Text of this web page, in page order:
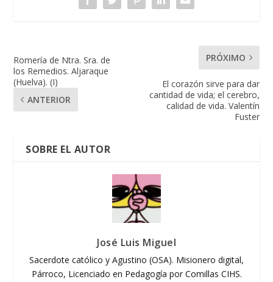
Romería de Ntra. Sra. de
los Remedios. Aljaraque
(Huelva). (I)
ANTERIOR
PRÓXIMO
El corazón sirve para dar
cantidad de vida; el cerebro,
calidad de vida. Valentín
Fuster
SOBRE EL AUTOR
José Luis Miguel
Sacerdote católico y Agustino (OSA). Misionero digital,
Párroco, Licenciado en Pedagogía por Comillas CIHS.